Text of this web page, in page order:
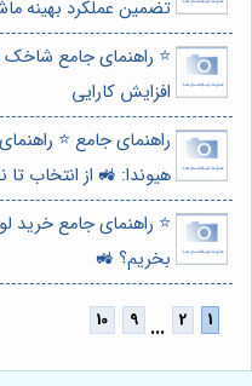
تضمین عملکرد بهینه
⭐️ راهنمای جامع شاخک
افزایش کارایی
راهنمای جامع ⭐️
هیوندا: 🚜 از انتخاب تا
⭐️ راهنمای جامع خرید
بخریم؟ 🚜
...